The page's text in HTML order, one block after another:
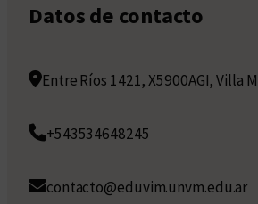
Datos de contacto
Entre Ríos 1421, X5900AGI, Villa
+543534648245
contacto@eduvim.unvm.edu.ar